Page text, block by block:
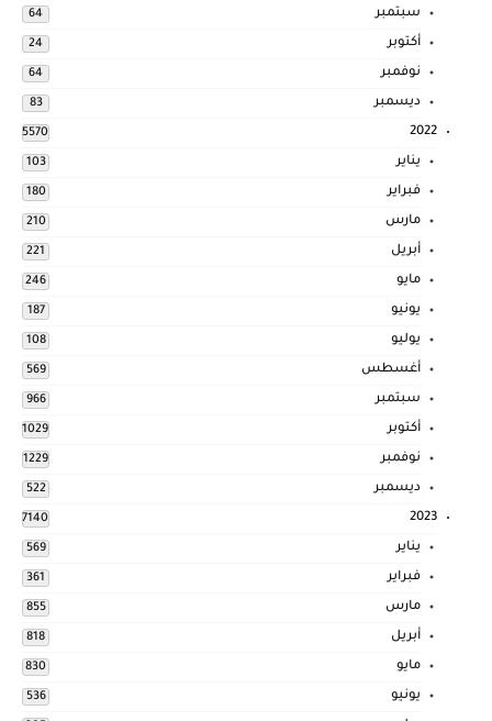
سبتمبر 64
أكتوبر 24
نوفمبر 64
ديسمبر 83
2022
5570
يناير 103
فبراير 180
مارس 210
أبريل 221
مايو 246
يونيو 187
يوليو 108
أغسطس 569
سبتمبر 966
أكتوبر 1029
نوفمبر 1229
ديسمبر 522
2023
7140
يناير 569
فبراير 361
مارس 855
أبريل 818
مايو 830
يونيو 536